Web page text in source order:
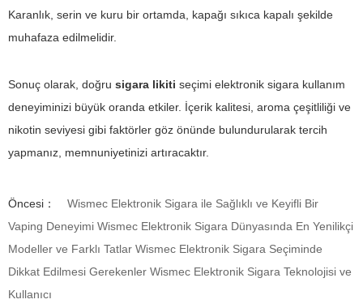
Karanlık, serin ve kuru bir ortamda, kapağı sıkıca kapalı şekilde
muhafaza edilmelidir.
Sonuç olarak, doğru sigara likiti seçimi elektronik sigara kullanım
deneyiminizi büyük oranda etkiler. İçerik kalitesi, aroma çeşitliliği ve
nikotin seviyesi gibi faktörler göz önünde bulundurularak tercih
yapmanız, memnuniyetinizi artıracaktır.
Öncesi：
Wismec Elektronik Sigara ile Sağlıklı ve Keyifli Bir
Vaping Deneyimi Wismec Elektronik Sigara Dünyasında En Yenilikçi
Modeller ve Farklı Tatlar Wismec Elektronik Sigara Seçiminde
Dikkat Edilmesi Gerekenler Wismec Elektronik Sigara Teknolojisi ve
Kullanıcı